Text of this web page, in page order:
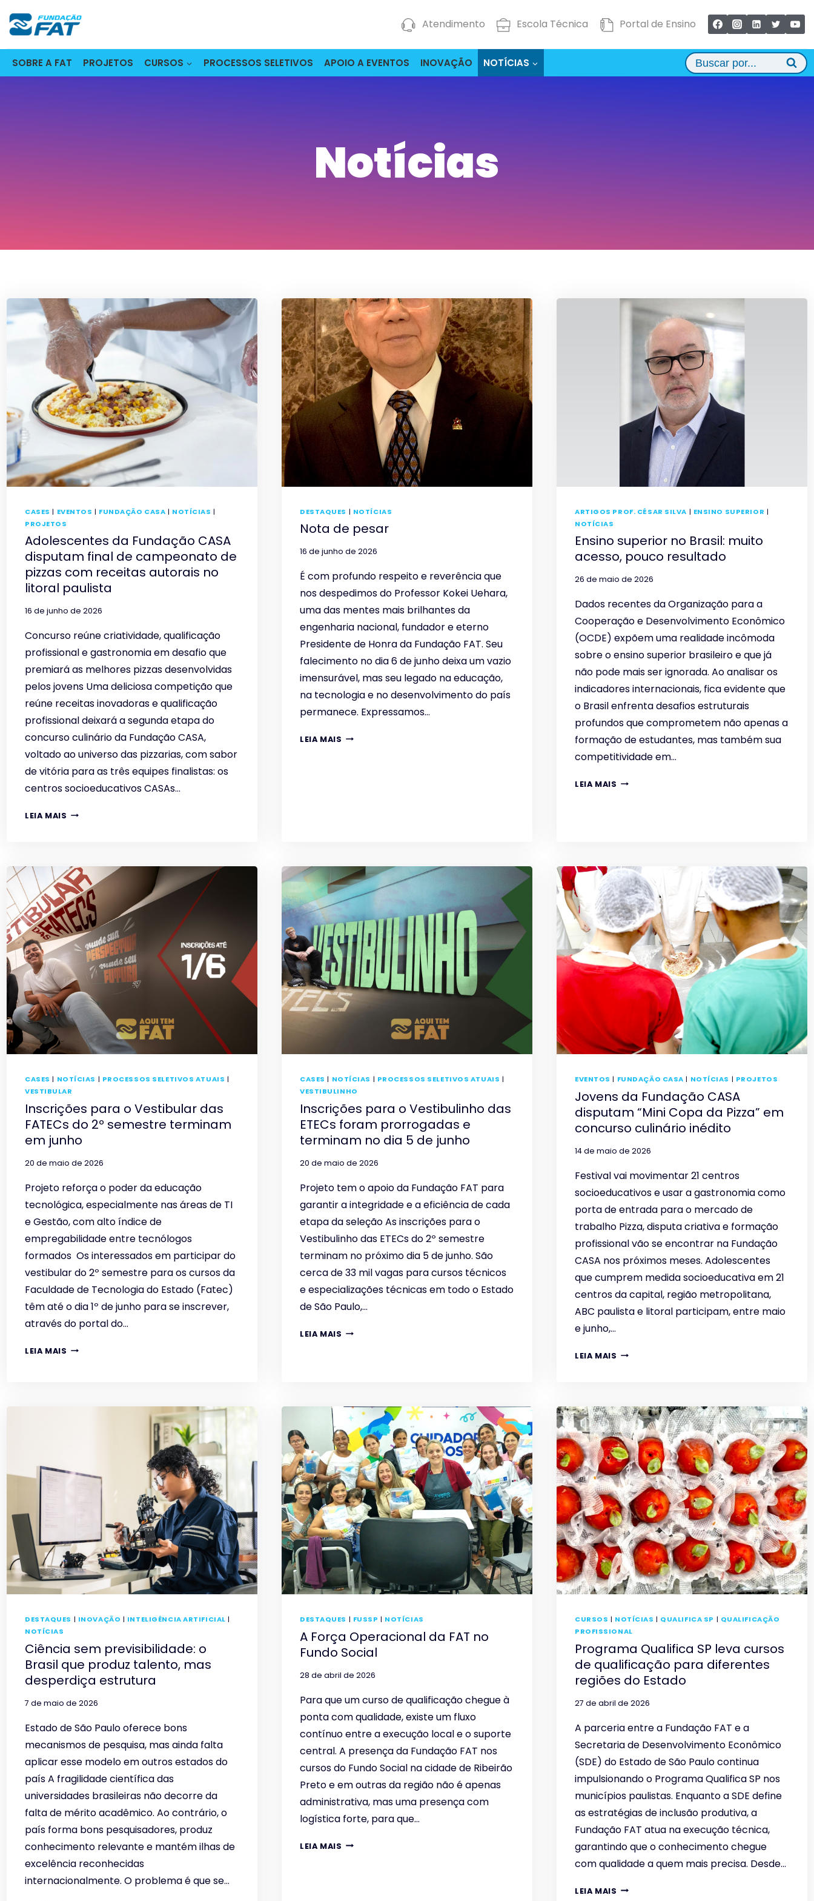
para
Conteúdo
Atendimento Escola Técnica Portal de Ensino
SOBRE A FAT PROJETOS CURSOS PROCESSOS SELETIVOS APOIO A EVENTOS INOVAÇÃO NOTÍCIAS Buscar por...
Notícias
CASES | EVENTOS | FUNDAÇÃO CASA | NOTÍCIAS |
PROJETOS
Adolescentes da Fundação CASA
disputam final de campeonato de
pizzas com receitas autorais no
litoral paulista
16 de junho de 2026
Concurso reúne criatividade, qualificação
profissional e gastronomia em desafio que
premiará as melhores pizzas desenvolvidas
pelos jovens Uma deliciosa competição que
reúne receitas inovadoras e qualificação
profissional deixará a segunda etapa do
concurso culinário da Fundação CASA,
voltado ao universo das pizzarias, com sabor
de vitória para as três equipes finalistas: os
centros socioeducativos CASAs…
LEIA MAIS ADOLESCENTES
DISPUTAM
FINAL
DE
CAMPEONATO
DE
PIZZAS
COM
RECEITAS
AUTORAIS
NO
LITORAL
PAULISTA
DESTAQUES | NOTÍCIAS
Nota de pesar
16 de junho de 2026
É com profundo respeito e reverência que
nos despedimos do Professor Kokei Uehara,
uma das mentes mais brilhantes da
engenharia nacional, fundador e eterno
Presidente de Honra da Fundação FAT. Seu
falecimento no dia 6 de junho deixa um vazio
imensurável, mas seu legado na educação,
na tecnologia e no desenvolvimento do país
permanece. Expressamos…
LEIA MAIS NOTA
ARTIGOS PROF. CÉSAR SILVA | ENSINO SUPERIOR |
NOTÍCIAS
Ensino superior no Brasil: muito
acesso, pouco resultado
26 de maio de 2026
Dados recentes da Organização para a
Cooperação e Desenvolvimento Econômico
(OCDE) expõem uma realidade incômoda
sobre o ensino superior brasileiro e que já
não pode mais ser ignorada. Ao analisar os
indicadores internacionais, fica evidente que
o Brasil enfrenta desafios estruturais
profundos que comprometem não apenas a
formação de estudantes, mas também sua
competitividade em…
LEIA MAIS ENSINO
POUCO
RESULTADO
CASES | NOTÍCIAS | PROCESSOS SELETIVOS ATUAIS |
VESTIBULAR
Inscrições para o Vestibular das
FATECs do 2º semestre terminam
em junho
20 de maio de 2026
Projeto reforça o poder da educação
tecnológica, especialmente nas áreas de TI
e Gestão, com alto índice de
empregabilidade entre tecnólogos
formados Os interessados em participar do
vestibular do 2º semestre para os cursos da
Faculdade de Tecnologia do Estado (Fatec)
têm até o dia 1º de junho para se inscrever,
através do portal do…
LEIA MAIS INSCRIÇÕES
TERMINAM
CASES | NOTÍCIAS | PROCESSOS SELETIVOS ATUAIS |
VESTIBULINHO
Inscrições para o Vestibulinho das
ETECs foram prorrogadas e
terminam no dia 5 de junho
20 de maio de 2026
Projeto tem o apoio da Fundação FAT para
garantir a integridade e a eficiência de cada
etapa da seleção As inscrições para o
Vestibulinho das ETECs do 2º semestre
terminam no próximo dia 5 de junho. São
cerca de 33 mil vagas para cursos técnicos
e especializações técnicas em todo o Estado
de São Paulo,…
LEIA MAIS INSCRIÇÕES
FORAM
PRORROGADAS
E
TERMINAM
NO
DIA
5
DE
JUNHO
EVENTOS | FUNDAÇÃO CASA | NOTÍCIAS | PROJETOS
Jovens da Fundação CASA
disputam “Mini Copa da Pizza” em
concurso culinário inédito
14 de maio de 2026
Festival vai movimentar 21 centros
socioeducativos e usar a gastronomia como
porta de entrada para o mercado de
trabalho Pizza, disputa criativa e formação
profissional vão se encontrar na Fundação
CASA nos próximos meses. Adolescentes
que cumprem medida socioeducativa em 21
centros da capital, região metropolitana,
ABC paulista e litoral participam, entre maio
e junho,…
LEIA MAIS JOVENS
DISPUTAM
“MINI
COPA
DA
PIZZA”
EM
CONCURSO
CULINÁRIO
INÉDITO
DESTAQUES | INOVAÇÃO | INTELIGÊNCIA ARTIFICIAL |
NOTÍCIAS
Ciência sem previsibilidade: o
Brasil que produz talento, mas
desperdiça estrutura
7 de maio de 2026
Estado de São Paulo oferece bons
mecanismos de pesquisa, mas ainda falta
aplicar esse modelo em outros estados do
país A fragilidade científica das
universidades brasileiras não decorre da
falta de mérito acadêmico. Ao contrário, o
país forma bons pesquisadores, produz
conhecimento relevante e mantém ilhas de
excelência reconhecidas
internacionalmente. O problema é que se…
DESTAQUES | FUSSP | NOTÍCIAS
A Força Operacional da FAT no
Fundo Social
28 de abril de 2026
Para que um curso de qualificação chegue à
ponta com qualidade, existe um fluxo
contínuo entre a execução local e o suporte
central. A presença da Fundação FAT nos
cursos do Fundo Social na cidade de Ribeirão
Preto e em outras da região não é apenas
administrativa, mas uma presença com
logística forte, para que…
LEIA MAIS A
CURSOS | NOTÍCIAS | QUALIFICA SP | QUALIFICAÇÃO
PROFISSIONAL
Programa Qualifica SP leva cursos
de qualificação para diferentes
regiões do Estado
27 de abril de 2026
A parceria entre a Fundação FAT e a
Secretaria de Desenvolvimento Econômico
(SDE) do Estado de São Paulo continua
impulsionando o Programa Qualifica SP nos
municípios paulistas. Enquanto a SDE define
as estratégias de inclusão produtiva, a
Fundação FAT atua na execução técnica,
garantindo que o conhecimento chegue
com qualidade a quem mais precisa. Desde…
LEIA MAIS PROGRAMA